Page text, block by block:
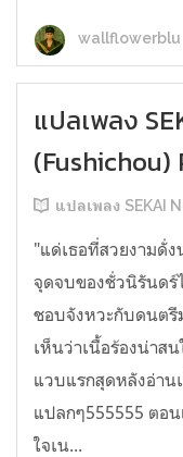
wallflowerblu
แปลเพลง
(Fushichou)
แปลเพลง SEKAI
"แด่เธอที่สวยงามดั่
จุดจบของชั่วนิรันดร์
ชอบจังหวะกับดนตรี
เห็นว่าเนื้อร้องน่าส
แวบแรกสุดหลังอ่าน
แปลกๆ555555 ตอ
ใจเน...